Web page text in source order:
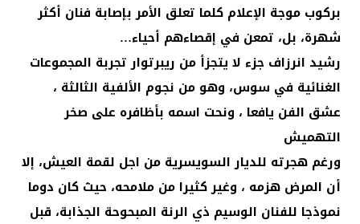
بركوب موجة الإعلام كلما تعلق الأمر بإصابة فنان أكثر
شهرة، بل، تمعن في إقصاءهم أحياء…
رشيد انرزاف جزء لا يتجزأ من ريبرتوار تجربة المجموعات
الغنائية في سوس، وهو من نجوم الألفية الثالثة ،
عشق الفن يافعا ، ونحت اسمه بأظافره على صخر
التهميش
ورغم هجرته للديار السويسرية من اجل لقمة العيش، إلا
أن المرض هزمه ، وغير كثيرا من ملامحه، حيث كان دوما
نموذجا للفنان الوسيم ذي الرنة المبحوحة الجذابة، قبل